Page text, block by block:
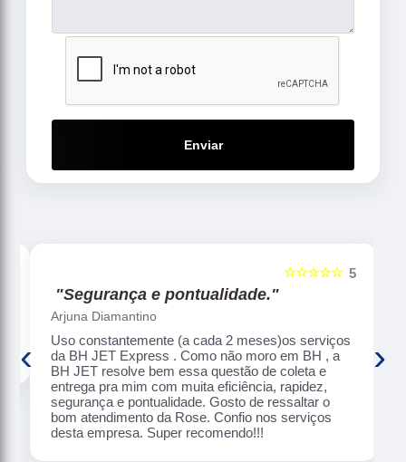
Enviar
5
☆☆☆☆☆
"Segurança e pontualidade."
Arjuna Diamantino
Uso constantemente (a cada 2 meses)os serviços
da BH JET Express . Como não moro em BH , a
BH JET resolve bem essa questão de coleta e
entrega pra mim com muita eficiência, rapidez,
segurança e pontualidade. Gosto de ressaltar o
bom atendimento da Rose. Confio nos serviços
desta empresa. Super recomendo!!!
‹ ›